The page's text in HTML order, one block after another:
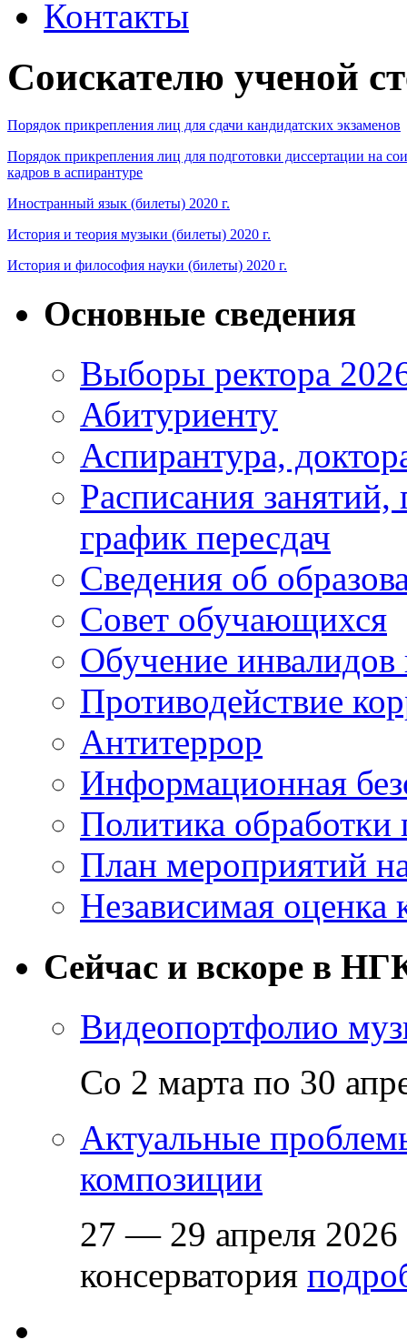
Контакты
Соискателю ученой
Порядок прикрепления лиц для сдачи кандидатских экзаменов
Порядок прикрепления лиц для подготовки диссертации на
кадров в аспирантуре
Иностранный язык (билеты) 2020 г.
История и теория музыки (билеты) 2020 г.
История и философия науки (билеты) 2020 г.
Основные сведения
Выборы ректора
Абитуриенту
Аспирантура,
Расписания
график пересдач
Сведения об
Совет обучающихся
Обучение
Противодействие
Антитеррор
Информационная
Политика
План мероприятий
Независимая оценка
Сейчас и вскоре в
Видеопортфолио
Со 2 марта по 30
Актуальные
композиции
27 — 29 апреля 2026
консерватория